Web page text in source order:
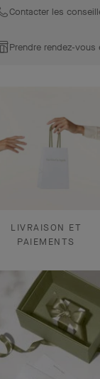
Contacter les
Prendre rendez-vous
LIVRAISON ET
PAIEMENTS